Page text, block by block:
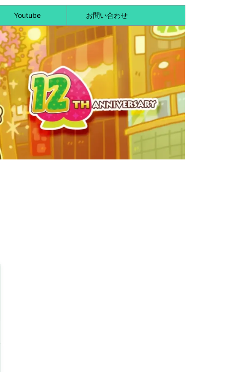
Youtube お問い合わせ